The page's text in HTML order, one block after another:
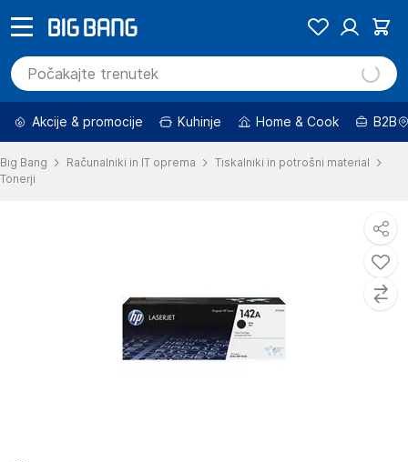
Akcije & promocije Kuhinje Home & Cook B2B
Big Bang Računalniki in IT oprema
Tiskalniki in potrošni material
Tonerji